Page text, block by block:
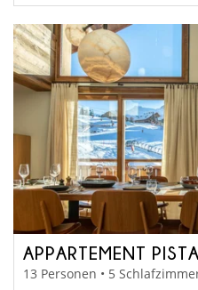
APPARTEMENT PISTA
13 Personen • 5